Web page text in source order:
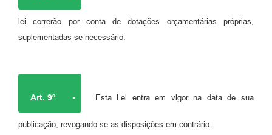
lei correrão por conta de dotações orçamentárias próprias,
suplementadas se necessário.
Art. 9º - Esta Lei entra em vigor na data de sua
publicação, revogando-se as disposições em contrário.